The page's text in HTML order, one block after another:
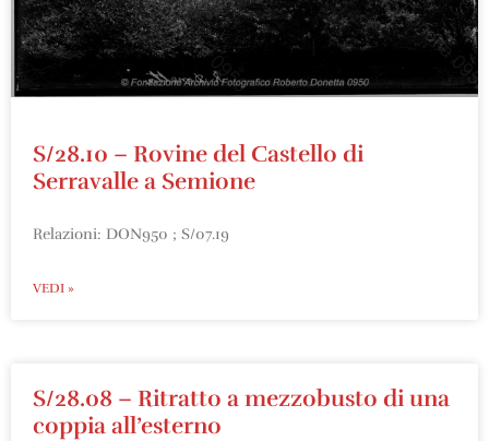
S/28.10 – Rovine del Castello di
Serravalle a Semione
Relazioni: DON950 ; S/07.19
VEDI »
S/28.08 – Ritratto a mezzobusto di una
coppia all’esterno